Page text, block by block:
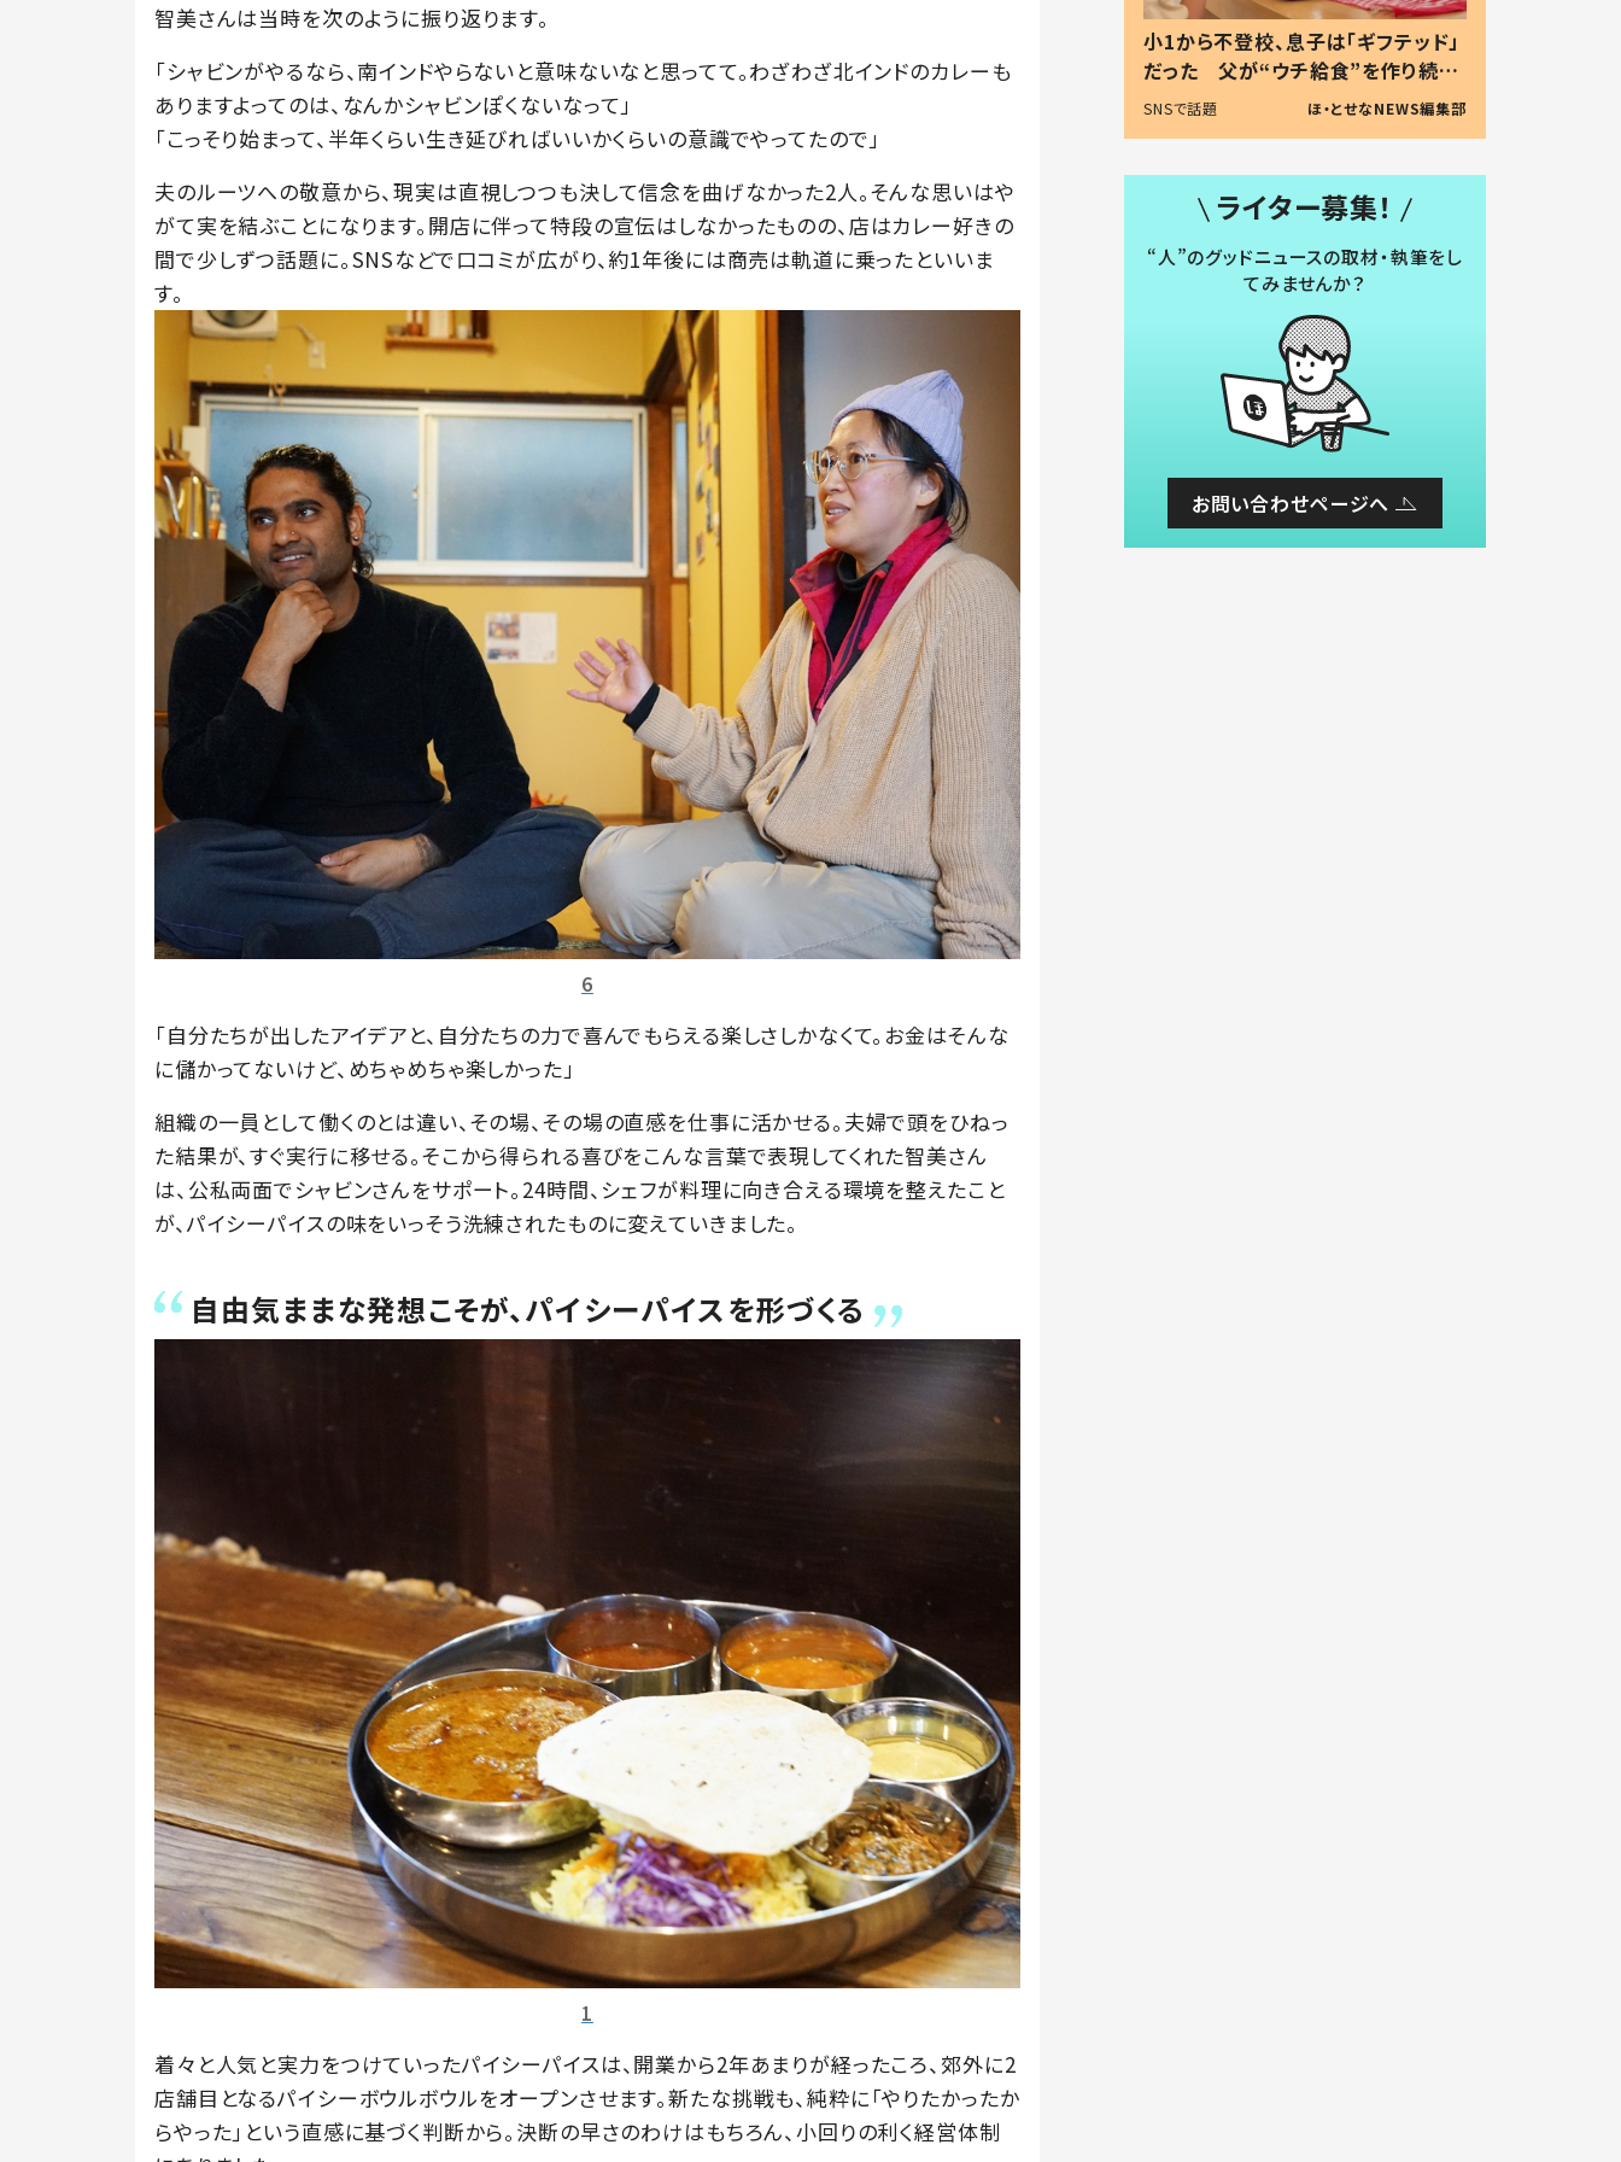
智美さんは当時を次のように振り返ります。
「シャビンがやるなら、南インドやらないと意味ないなと思ってて。わざわざ北インドのカレーも
ありますよってのは、なんかシャビンぽくないなって」
「こっそり始まって、半年くらい生き延びればいいかくらいの意識でやってたので」
夫のルーツへの敬意から、現実は直視しつつも決して信念を曲げなかった2人。そんな思いはや
がて実を結ぶことになります。開店に伴って特段の宣伝はしなかったものの、店はカレー好きの
間で少しずつ話題に。SNSなどで口コミが広がり、約1年後には商売は軌道に乗ったといいま
す。
6
「自分たちが出したアイデアと、自分たちの力で喜んでもらえる楽しさしかなくて。お金はそんな
に儲かってないけど、めちゃめちゃ楽しかった」
組織の一員として働くのとは違い、その場、その場の直感を仕事に活かせる。夫婦で頭をひねっ
た結果が、すぐ実行に移せる。そこから得られる喜びをこんな言葉で表現してくれた智美さん
は、公私両面でシャビンさんをサポート。24時間、シェフが料理に向き合える環境を整えたこと
が、パイシーパイスの味をいっそう洗練されたものに変えていきました。
自由気ままな発想こそが、パイシーパイスを形づくる
1
着々と人気と実力をつけていったパイシーパイスは、開業から2年あまりが経ったころ、郊外に2
店舗目となるパイシーボウルボウルをオープンさせます。新たな挑戦も、純粋に「やりたかったか
らやった」という直感に基づく判断から。決断の早さのわけはもちろん、小回りの利く経営体制
小1から不登校、息子は「ギフテッド」
だった 父が“ウチ給食”を作り続け
る理由とは #令和の親 #令和の子
SNSで話題 ほ・とせなNEWS編集部
ライター募集！
“人”のグッドニュースの取材・執筆をし
てみませんか？
お問い合わせページへ